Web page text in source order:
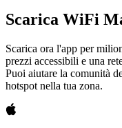
Scarica WiFi
Scarica ora l'app per
prezzi accessibili e una
Puoi aiutare la comunità
hotspot nella tua zona.